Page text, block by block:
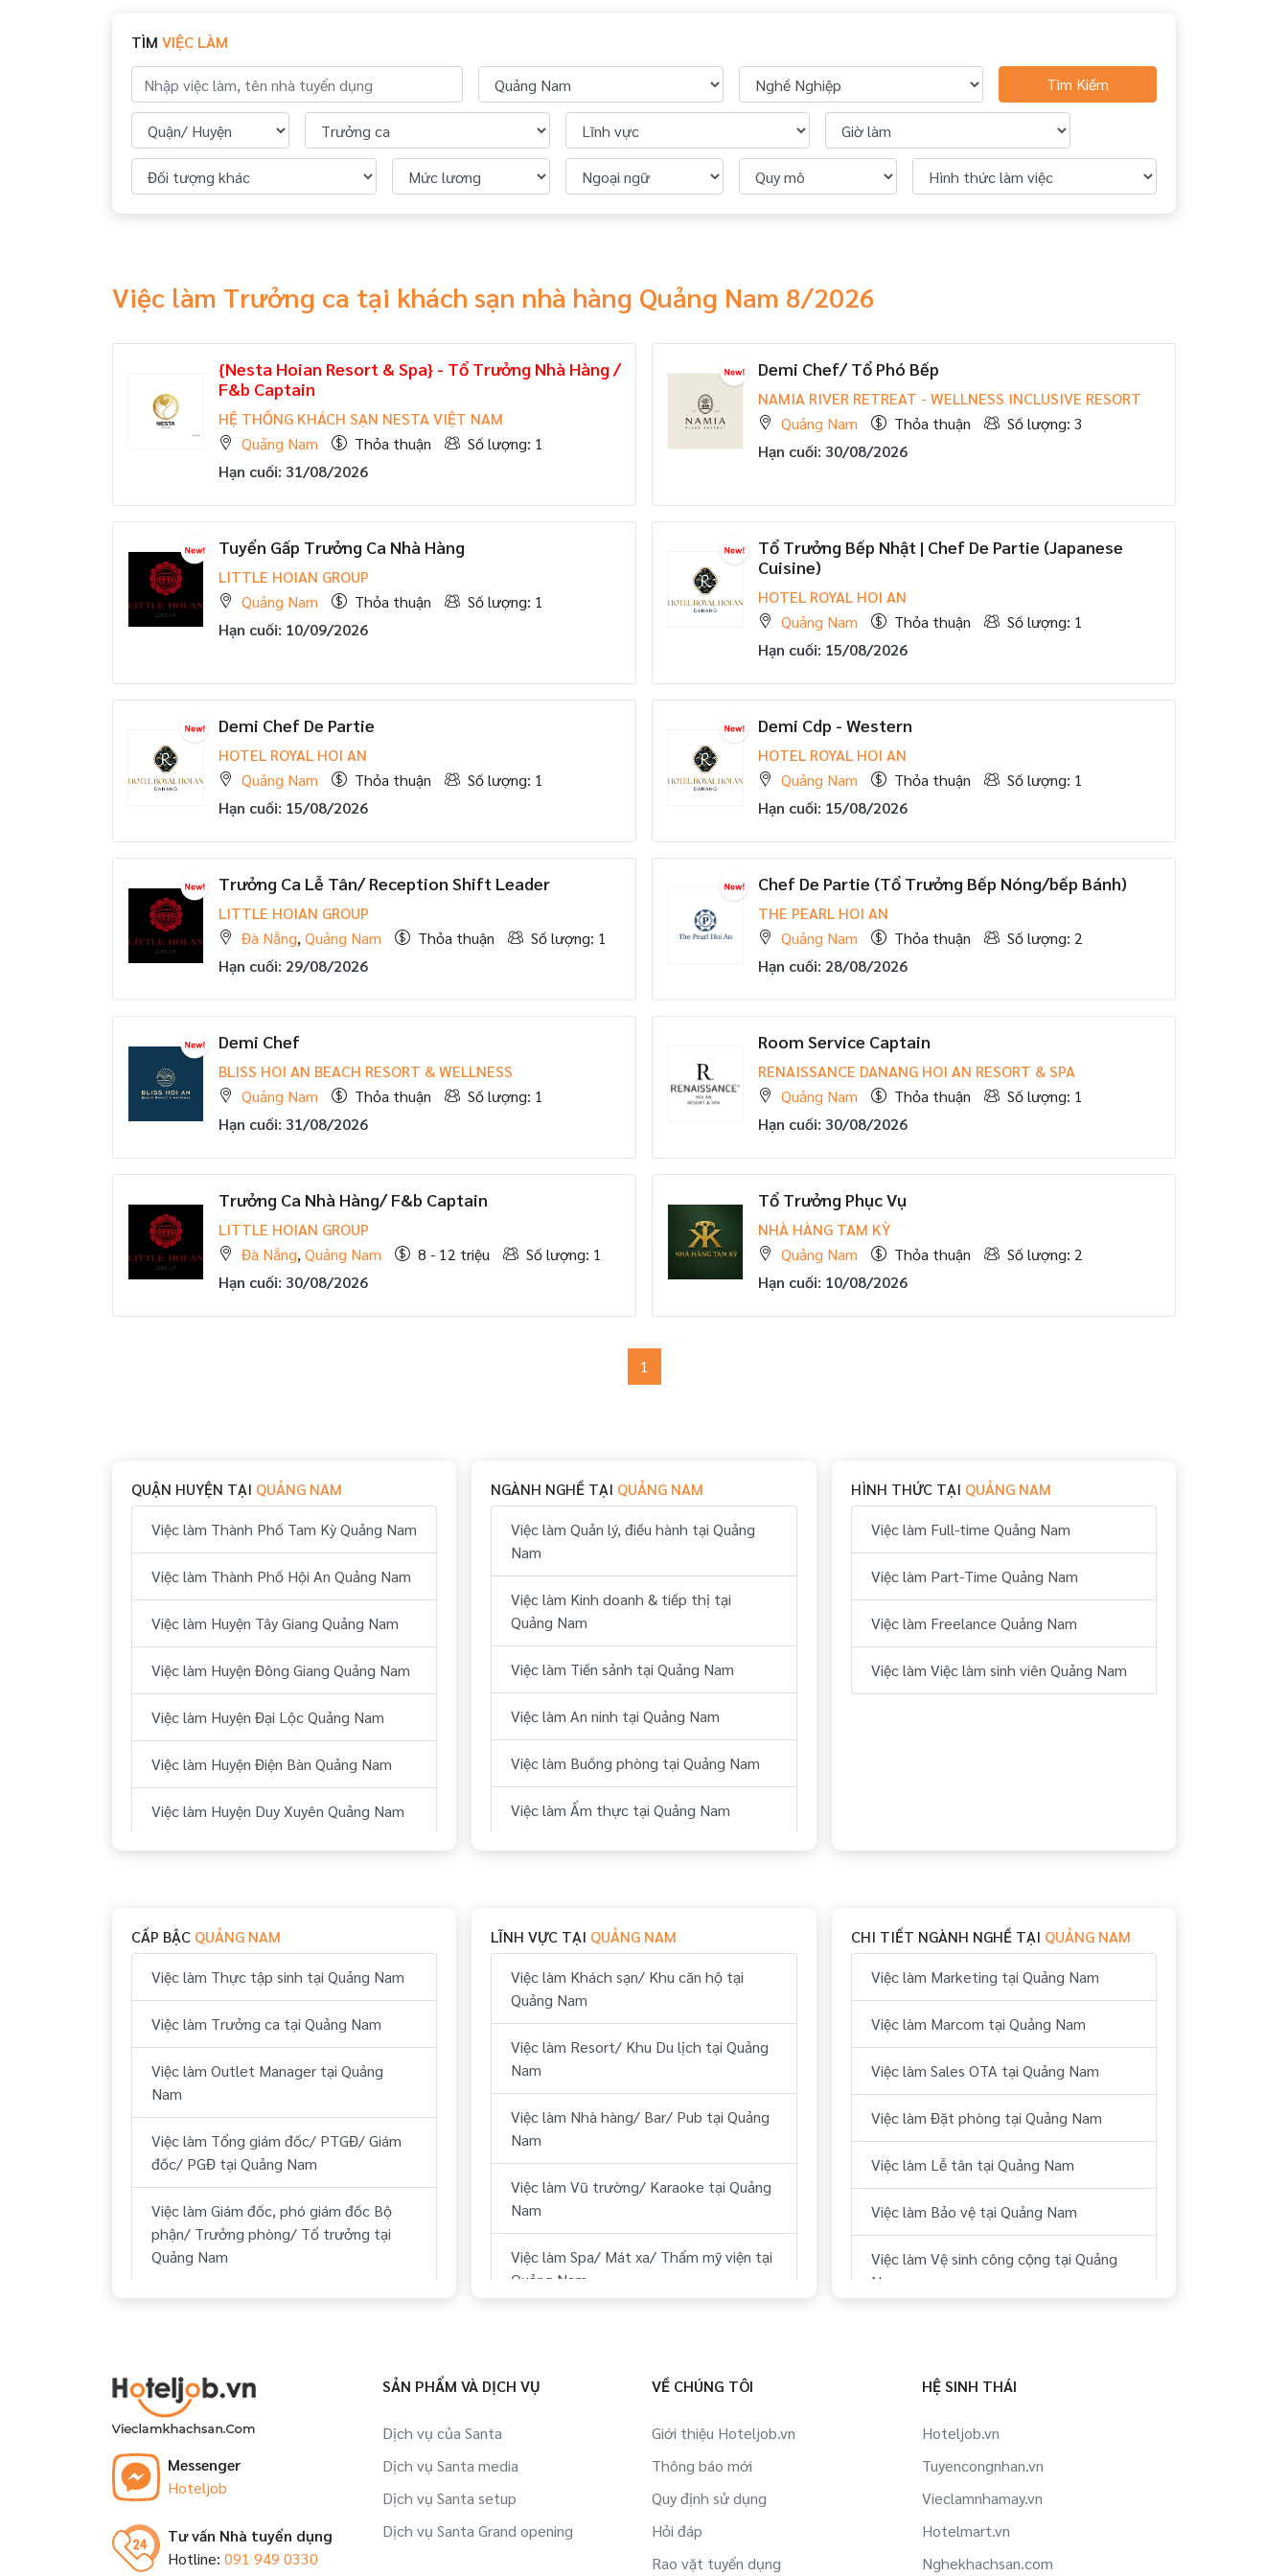
TÌM VIỆC LÀM
Tìm Kiếm
Việc làm Trưởng ca tại khách sạn nhà hàng Quảng Nam 8/2026
{Nesta Hoian Resort & Spa} - Tổ Trưởng Nhà Hàng /
F&b Captain
HỆ THỐNG KHÁCH SẠN NESTA VIỆT NAM
Quảng Nam
Thỏa thuận
Số lượng: 1
Hạn cuối: 31/08/2026
Demi Chef/ Tổ Phó Bếp
NAMIA RIVER RETREAT - WELLNESS INCLUSIVE RESORT
Quảng Nam
Thỏa thuận
Số lượng: 3
Hạn cuối: 30/08/2026
Tuyển Gấp Trưởng Ca Nhà Hàng
LITTLE HOIAN GROUP
Quảng Nam
Thỏa thuận
Số lượng: 1
Hạn cuối: 10/09/2026
Tổ Trưởng Bếp Nhật | Chef De Partie (Japanese
Cuisine)
HOTEL ROYAL HOI AN
Quảng Nam
Thỏa thuận
Số lượng: 1
Hạn cuối: 15/08/2026
Demi Chef De Partie
HOTEL ROYAL HOI AN
Quảng Nam
Thỏa thuận
Số lượng: 1
Hạn cuối: 15/08/2026
Demi Cdp - Western
HOTEL ROYAL HOI AN
Quảng Nam
Thỏa thuận
Số lượng: 1
Hạn cuối: 15/08/2026
Trưởng Ca Lễ Tân/ Reception Shift Leader
LITTLE HOIAN GROUP
Đà Nẵng,Quảng Nam Thỏa thuận
Số lượng: 1
Hạn cuối: 29/08/2026
Chef De Partie (Tổ Trưởng Bếp Nóng/bếp Bánh)
THE PEARL HOI AN
Quảng Nam
Thỏa thuận
Số lượng: 2
Hạn cuối: 28/08/2026
Demi Chef
BLISS HOI AN BEACH RESORT & WELLNESS
Quảng Nam
Thỏa thuận
Số lượng: 1
Hạn cuối: 31/08/2026
Room Service Captain
RENAISSANCE DANANG HOI AN RESORT & SPA
Quảng Nam
Thỏa thuận
Số lượng: 1
Hạn cuối: 30/08/2026
Trưởng Ca Nhà Hàng/ F&b Captain
LITTLE HOIAN GROUP
Đà Nẵng,Quảng Nam 8 - 12 triệu
Số lượng: 1
Hạn cuối: 30/08/2026
Tổ Trưởng Phục Vụ
NHÀ HÀNG TAM KỲ
Quảng Nam
Thỏa thuận
Số lượng: 2
Hạn cuối: 10/08/2026
1
QUẬN HUYỆN TẠI QUẢNG NAM
Việc làm Thành Phố Tam Kỳ Quảng Nam
Việc làm Thành Phố Hội An Quảng Nam
Việc làm Huyện Tây Giang Quảng Nam
Việc làm Huyện Đông Giang Quảng Nam
Việc làm Huyện Đại Lộc Quảng Nam
Việc làm Huyện Điện Bàn Quảng Nam
Việc làm Huyện Duy Xuyên Quảng Nam
Việc làm Huyện Phước Sơn Quảng Nam
Việc làm Huyện Hiệp Đức Quảng Nam
Việc làm Huyện Thăng Bình Quảng Nam
Việc làm Huyện Tiên Phước Quảng Nam
Việc làm Huyện Bắc Trà My Quảng Nam
Việc làm Huyện Nam Trà My Quảng Nam
Việc làm Huyện Núi Thành Quảng Nam
NGÀNH NGHỀ TẠI QUẢNG NAM
Việc làm Quản lý, điều hành tại Quảng
Nam
Việc làm Kinh doanh & tiếp thị tại
Quảng Nam
Việc làm Tiền sảnh tại Quảng Nam
Việc làm An ninh tại Quảng Nam
Việc làm Buồng phòng tại Quảng Nam
Việc làm Ẩm thực tại Quảng Nam
Việc làm Vui chơi & giải trí tại Quảng
Nam
Việc làm Hành chính, nhân sự tại Quảng
Nam
Việc làm Tài chính, kế toán tại Quảng
Nam
Việc làm Kỹ thuật tại Quảng Nam
Việc làm Lái xe tại Quảng Nam
Việc làm Lữ hành/ Du lịch (HDV, ĐH
Tour...) tại Quảng Nam
Việc làm Dự án BĐS/ Quản lý tòa nhà tại
Quảng Nam
Việc làm IT tại Quảng Nam
Việc làm Việc làm sinh viên tại Quảng
Việc làm Bán hàng online tại Quảng Nam
HÌNH THỨC TẠI QUẢNG NAM
Việc làm Full-time Quảng Nam
Việc làm Part-Time Quảng Nam
Việc làm Freelance Quảng Nam
Việc làm Việc làm sinh viên Quảng Nam
CẤP BẬC QUẢNG NAM
Việc làm Thực tập sinh tại Quảng Nam
Việc làm Trưởng ca tại Quảng Nam
Việc làm Outlet Manager tại Quảng
Nam
Việc làm Tổng giám đốc/ PTGĐ/ Giám
đốc/ PGĐ tại Quảng Nam
Việc làm Giám đốc, phó giám đốc Bộ
phận/ Trưởng phòng/ Tổ trưởng tại
Quảng Nam
Việc làm Nhân viên tập sự tại Quảng
Nam
Việc làm Đào tạo viên tại Quảng Nam
Việc làm Trợ lý, thư ký tại Quảng Nam
Việc làm Nhân viên tại Quảng Nam
LĨNH VỰC TẠI QUẢNG NAM
Việc làm Khách sạn/ Khu căn hộ tại
Quảng Nam
Việc làm Resort/ Khu Du lịch tại Quảng
Nam
Việc làm Nhà hàng/ Bar/ Pub tại Quảng
Nam
Việc làm Vũ trường/ Karaoke tại Quảng
Nam
Việc làm Spa/ Mát xa/ Thẩm mỹ viện tại
Quảng Nam
Việc làm Thể hình/ phòng tập tại Quảng
Nam
Việc làm Công ty Du lịch, lữ hành,
phòng vé tại Quảng Nam
Việc làm Hàng không/ Sân bay tại
Quảng Nam
CHI TIẾT NGÀNH NGHỀ TẠI QUẢNG NAM
Việc làm Marketing tại Quảng Nam
Việc làm Marcom tại Quảng Nam
Việc làm Sales OTA tại Quảng Nam
Việc làm Đặt phòng tại Quảng Nam
Việc làm Lễ tân tại Quảng Nam
Việc làm Bảo vệ tại Quảng Nam
Việc làm Vệ sinh công cộng tại Quảng
Nam
Việc làm Phục vụ tại Quảng Nam
Việc làm Bếp Âu tại Quảng Nam
Việc làm Bếp bánh tại Quảng Nam
Messenger
Hoteljob
Tư vấn Nhà tuyển dụng
Hotline: 091 949 0330
SẢN PHẨM VÀ DỊCH VỤ
Dịch vụ của Santa
Dịch vụ Santa media
Dịch vụ Santa setup
Dịch vụ Santa Grand opening
VỀ CHÚNG TÔI
Giới thiệu Hoteljob.vn
Thông báo mới
Quy định sử dụng
Hỏi đáp
Rao vặt tuyển dụng
HỆ SINH THÁI
Hoteljob.vn
Tuyencongnhan.vn
Vieclamnhamay.vn
Hotelmart.vn
Nghekhachsan.com